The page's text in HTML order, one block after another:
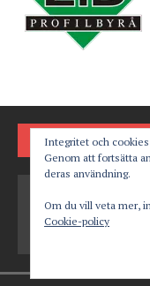
FÖLJ OSS PÅ
Integritet och
Genom att fortsätta
deras användning.
Om du vill veta mer,
Cookie-policy